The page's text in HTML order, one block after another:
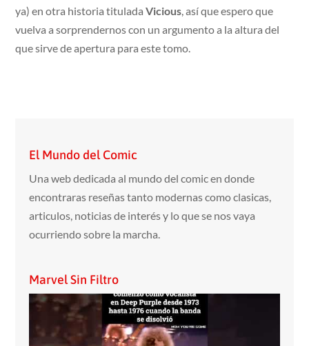
ya) en otra historia tituladaVicious, así que espero que
vuelva a sorprendernos con un argumento a la altura del
que sirve de apertura para este tomo.
El Mundo del Comic
Una web dedicada al mundo del comic en donde
encontraras reseñas tanto modernas como clasicas,
articulos, noticias de interés y lo que se nos vaya
ocurriendo sobre la marcha.
Marvel Sin Filtro